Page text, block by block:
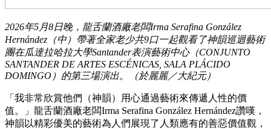
2026年5月8日晚，龍舌蘭酒廠老闆Irma Serafina González
Hernández（中）帶著全家老少共9口一起觀看了神韻巡迴藝術
團在瓜達拉哈拉大學Santander表演藝術中心（CONJUNTO
SANTANDER DE ARTES ESCÉNICAS, SALA PLÁCIDO
DOMINGO）的第三場演出。（於麗麗／大紀元）
「我非常欣賞他們（神韻）用心通過藝術來傳遞人性的價
值。」龍舌蘭酒廠老闆Irma Serafina González Hernández讚嘆，
神韻以精彩優美的藝術為人們展現了人類應有的善惡價值觀，